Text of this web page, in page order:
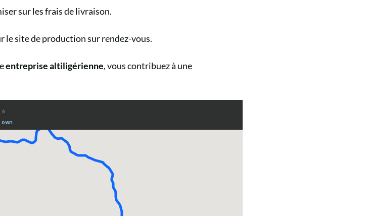
sur les frais de livraison.
le site de production sur rendez-vous.
entreprise altiligérienne, vous contribuez à une